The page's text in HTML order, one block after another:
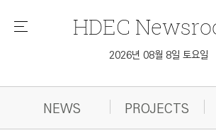
메
HDEC
2026년 08월 8일 토요일
NEWS PROJECTS